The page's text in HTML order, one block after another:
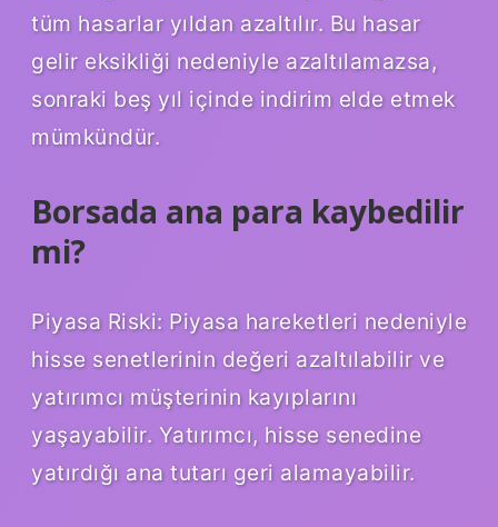
tüm hasarlar yıldan azaltılır. Bu hasar
gelir eksikliği nedeniyle azaltılamazsa,
sonraki beş yıl içinde indirim elde etmek
mümkündür.
Borsada ana para kaybedilir
mi?
Piyasa Riski: Piyasa hareketleri nedeniyle
hisse senetlerinin değeri azaltılabilir ve
yatırımcı müşterinin kayıplarını
yaşayabilir. Yatırımcı, hisse senedine
yatırdığı ana tutarı geri alamayabilir.